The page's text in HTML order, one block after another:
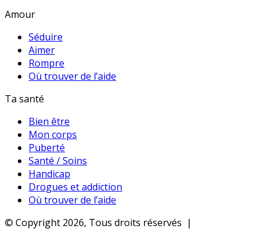
Amour
Séduire
Aimer
Rompre
Où trouver de l’aide
Ta santé
Bien être
Mon corps
Puberté
Santé / Soins
Handicap
Drogues et addiction
Où trouver de l’aide
© Copyright 2026, Tous droits réservés |